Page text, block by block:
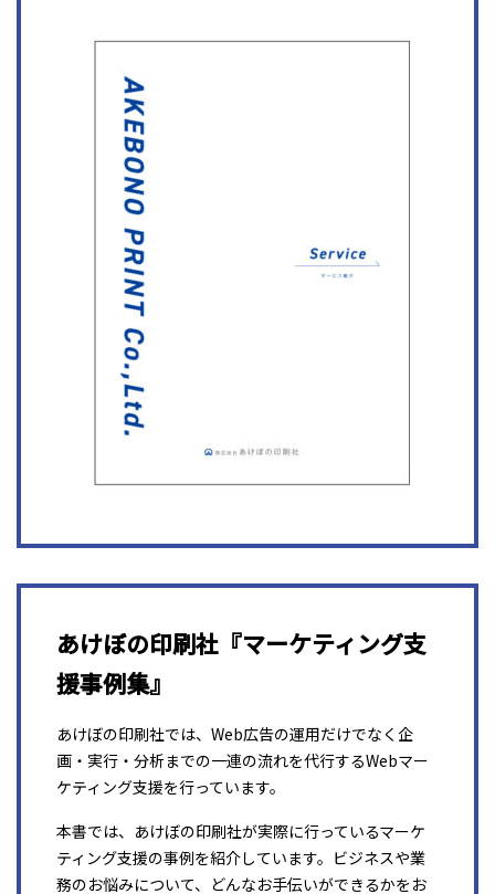
あけぼの印刷社『マーケティング支
援事例集』
あけぼの印刷社では、Web広告の運用だけでなく企
画・実行・分析までの一連の流れを代行するWebマー
ケティング支援を行っています。
本書では、あけぼの印刷社が実際に行っているマーケ
ティング支援の事例を紹介しています。ビジネスや業
務のお悩みについて、どんなお手伝いができるかをお